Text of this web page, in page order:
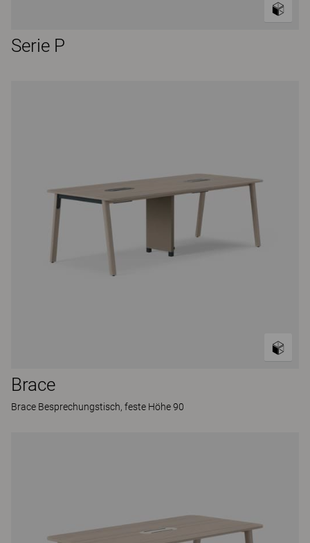
Serie P
Brace
Brace Besprechungstisch, feste Höhe 90